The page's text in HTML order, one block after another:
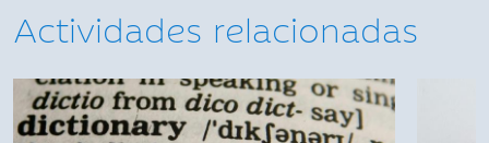
Actividades relacionadas